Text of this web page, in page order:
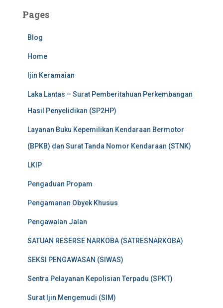
Pages
Blog
Home
Ijin Keramaian
Laka Lantas – Surat Pemberitahuan Perkembangan
Hasil Penyelidikan (SP2HP)
Layanan Buku Kepemilikan Kendaraan Bermotor
(BPKB) dan Surat Tanda Nomor Kendaraan (STNK)
LKIP
Pengaduan Propam
Pengamanan Obyek Khusus
Pengawalan Jalan
SATUAN RESERSE NARKOBA (SATRESNARKOBA)
SEKSI PENGAWASAN (SIWAS)
Sentra Pelayanan Kepolisian Terpadu (SPKT)
Surat Ijin Mengemudi (SIM)